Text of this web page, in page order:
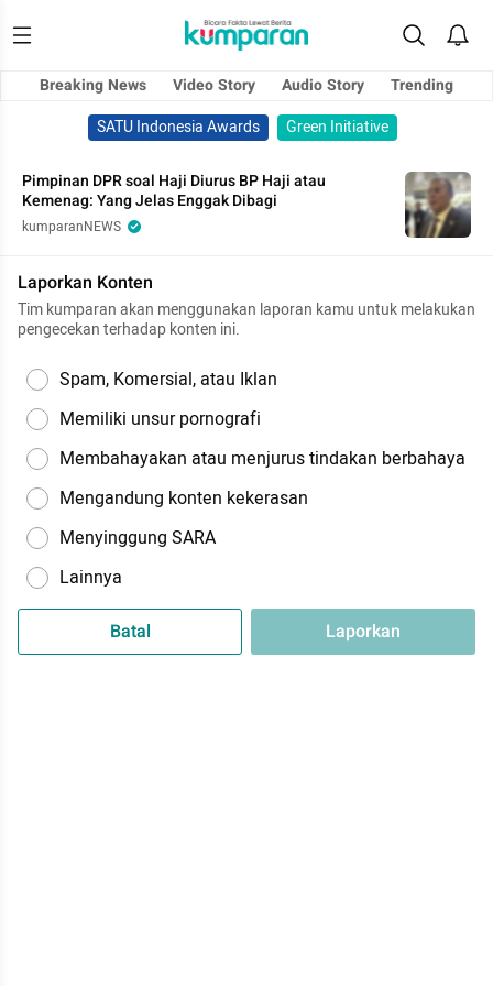
Breaking News Video Story Audio Story
Trending
SATU Indonesia Awards
Green Initiative
Pimpinan DPR soal Haji Diurus BP Haji atau
Kemenag: Yang Jelas Enggak Dibagi
kumparanNEWS
Laporkan Konten
Tim kumparan akan menggunakan laporan kamu untuk melakukan
pengecekan terhadap konten ini.
Spam, Komersial, atau Iklan
Memiliki unsur pornografi
Membahayakan atau menjurus tindakan berbahaya
Mengandung konten kekerasan
Menyinggung SARA
Lainnya
Batal Laporkan